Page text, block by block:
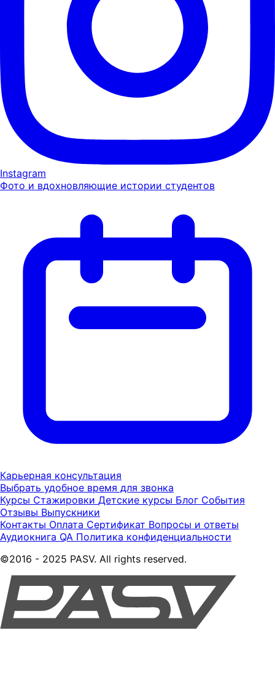
Instagram
Фото и вдохновляющие истории студентов
Карьерная консультация
Выбрать удобное время для звонка
Курсы Стажировки Детские курсы Блог События
Отзывы Выпускники
Контакты Оплата Сертификат Вопросы и ответы
Аудиокнига QA Политика конфиденциальности
©2016 - 2025 PASV. All rights reserved.